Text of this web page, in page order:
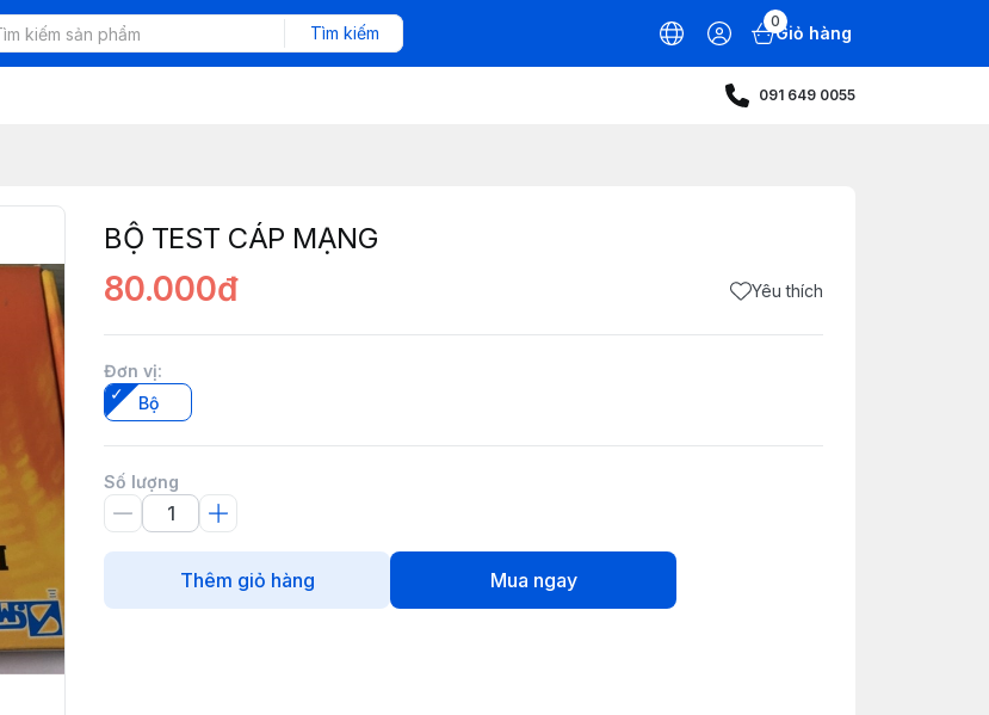
Tìm kiếm
0
Giỏ hàng
091 649 0055
BỘ TEST CÁP MẠNG
80.000đ Yêu thích
Đơn vị:
Bộ
Số lượng
Thêm giỏ hàng Mua ngay